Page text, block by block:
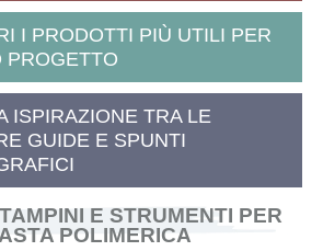
I PRODOTTI PIÙ UTILI PER
PROGETTO
ISPIRAZIONE TRA LE
GUIDE E SPUNTI
E STRUMENTI PER
POLIMERICA